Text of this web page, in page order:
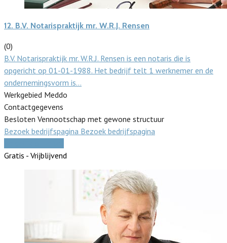
12. B.V. Notarispraktijk mr. W.R.J. Rensen
(0)
B.V. Notarispraktijk mr. W.R.J. Rensen is een notaris die is
opgericht op 01-01-1988. Het bedrijf telt 1 werknemer en de
ondernemingsvorm is…
Werkgebied Meddo
Contactgegevens
Besloten Vennootschap met gewone structuur
Bezoek bedrijfspagina Bezoek bedrijfspagina
Gratis - Vrijblijvend